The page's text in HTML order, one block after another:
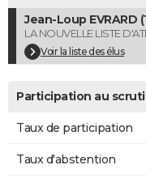
COPAINS D'AVANT
S'inscrire
Se connecter
Lycées
Collèges
Primaires
Universités
Entreprises
Service militaire
Avis de recherche
AVIS DE DÉCÈS
FORUM
Jean-Loup EVRARD
LA NOUVELLE LISTE
Voir la liste des élus
Participation au
Taux de participation
Taux d'abstention